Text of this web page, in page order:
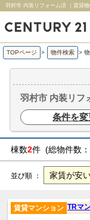
羽村市 内装リフォーム済 ｜賃貸
TOPページ > 物件検索 >
羽村市 内装リフ
条件を変
棟数2件 (総物件数：
並び順 ：
TRマ
賃貸マンション